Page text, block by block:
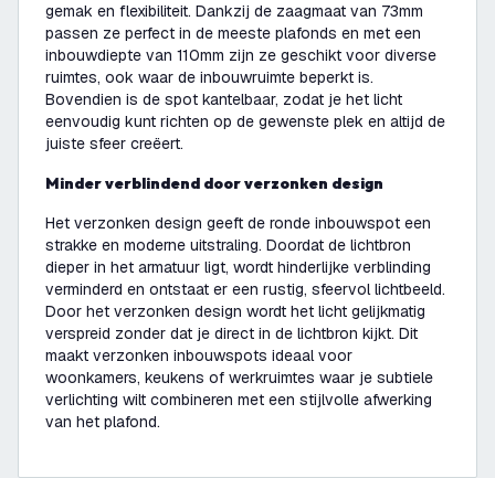
gemak en flexibiliteit. Dankzij de zaagmaat van 73mm
passen ze perfect in de meeste plafonds en met een
inbouwdiepte van 110mm zijn ze geschikt voor diverse
ruimtes, ook waar de inbouwruimte beperkt is.
Bovendien is de spot kantelbaar, zodat je het licht
eenvoudig kunt richten op de gewenste plek en altijd de
juiste sfeer creëert.
Minder verblindend door verzonken design
Het verzonken design geeft de ronde inbouwspot een
strakke en moderne uitstraling. Doordat de lichtbron
dieper in het armatuur ligt, wordt hinderlijke verblinding
verminderd en ontstaat er een rustig, sfeervol lichtbeeld.
Door het verzonken design wordt het licht gelijkmatig
verspreid zonder dat je direct in de lichtbron kijkt. Dit
maakt verzonken inbouwspots ideaal voor
woonkamers, keukens of werkruimtes waar je subtiele
verlichting wilt combineren met een stijlvolle afwerking
van het plafond.